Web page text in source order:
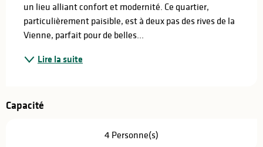
un lieu alliant confort et modernité. Ce quartier,
particulièrement paisible, est à deux pas des rives de la
Vienne, parfait pour de belles...
Lire la suite
Capacité
4 Personne(s)